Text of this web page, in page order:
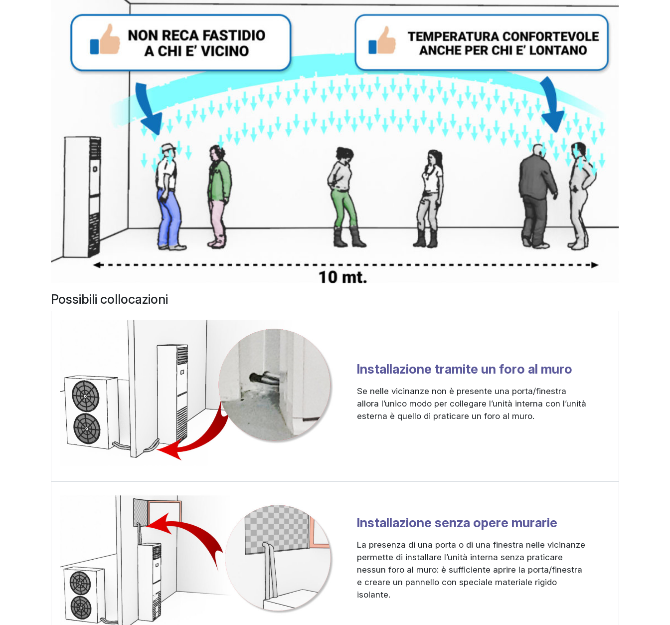
Possibili collocazioni
Installazione tramite un foro al muro
Se nelle vicinanze non è presente una porta/finestra
allora l’unico modo per collegare l’unità interna con l’unità
esterna è quello di praticare un foro al muro.
Installazione senza opere murarie
La presenza di una porta o di una finestra nelle vicinanze
permette di installare l’unità interna senza praticare
nessun foro al muro: è sufficiente aprire la porta/finestra
e creare un pannello con speciale materiale rigido
isolante.